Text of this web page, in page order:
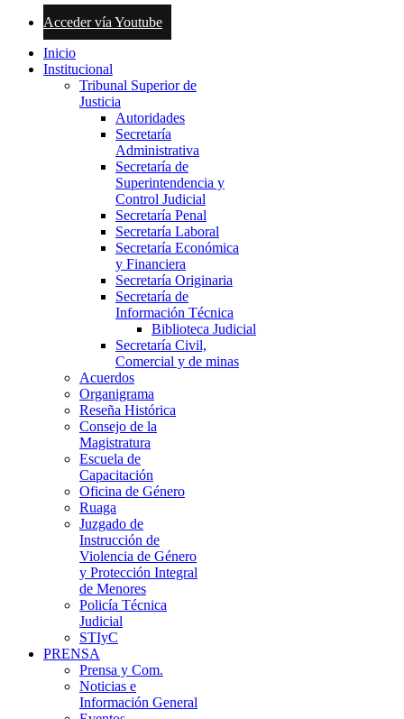
Acceder vía Youtube
Inicio
Institucional
Tribunal Superior de
Justicia
Autoridades
Secretaría
Administrativa
Secretaría de
Superintendencia y
Control Judicial
Secretaría Penal
Secretaría Laboral
Secretaría Económica
y Financiera
Secretaría Originaria
Secretaría de
Información Técnica
Biblioteca Judicial
Secretaría Civil,
Comercial y de minas
Acuerdos
Organigrama
Reseña Histórica
Consejo de la
Magistratura
Escuela de
Capacitación
Oficina de Género
Ruaga
Juzgado de
Instrucción de
Violencia de Género
y Protección Integral
de Menores
Policía Técnica
Judicial
STIyC
PRENSA
Prensa y Com.
Noticias e
Información General